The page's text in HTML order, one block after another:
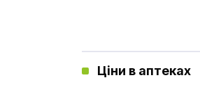
Ціни в аптеках